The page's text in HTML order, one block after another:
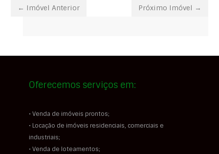
← Imóvel Anterior Próximo Imóvel →
Oferecemos serviços em:
• Venda de imóveis prontos;
• Locação de imóveis residenciais, comerciais e
industriais;
• Venda de loteamentos;